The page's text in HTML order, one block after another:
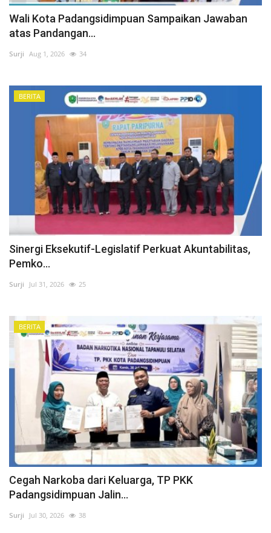
Wali Kota Padangsidimpuan Sampaikan Jawaban
atas Pandangan...
Surji Aug 1, 2026 34
BERITA
Sinergi Eksekutif-Legislatif Perkuat Akuntabilitas,
Pemko...
Surji Jul 31, 2026 25
BERITA
Cegah Narkoba dari Keluarga, TP PKK
Padangsidimpuan Jalin...
Surji Jul 30, 2026 38